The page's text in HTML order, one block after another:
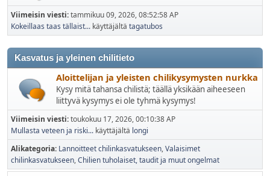
Viimeisin viesti:tammikuu 09, 2026, 08:52:58 AP
Kokeillaas taas tällaist... käyttäjältä tagatubos
Kasvatus ja yleinen chilitieto
Aloittelijan ja yleisten chilikysymysten nurkka
Kysy mitä tahansa chilistä; täällä yksikään aiheeseen
liittyvä kysymys ei ole tyhmä kysymys!
Viimeisin viesti:toukokuu 17, 2026, 00:10:38 AP
Mullasta veteen ja riski... käyttäjältä longi
Alikategoria Lannoitteet chilinkasvatukseen Valaisimet
chilinkasvatukseen Chilien tuholaiset, taudit ja muut ongelmat